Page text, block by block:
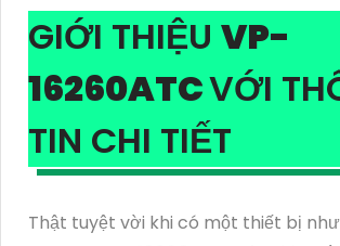
GIỚI THIỆU VP-
16260ATCVỚI
TIN CHI TIẾT
Thật tuyệt vời khi có một thiết bị